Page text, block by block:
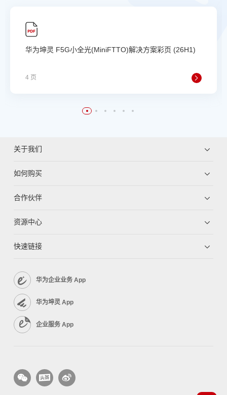
华为坤灵 F5G小全光(MiniFTTO)解决方案彩页 (26H1)
4 页
关于我们
如何购买
合作伙伴
资源中心
快速链接
华为企业业务 App
华为坤灵 App
企业服务 App